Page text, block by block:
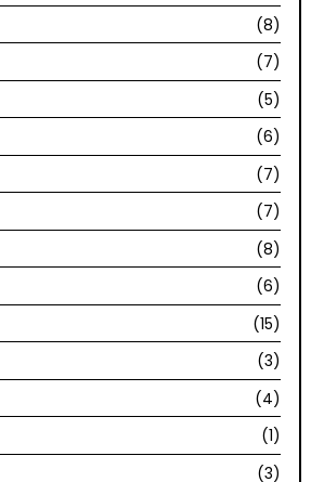
(8)
(7)
(5)
(6)
(7)
(7)
(8)
(6)
(15)
(3)
(4)
(1)
(3)